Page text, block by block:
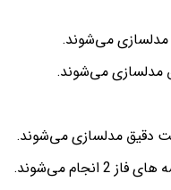
مدلسازی می‌شوند.
مدلسازی می‌شوند.
دقیق مدلسازی می‌شوند.
می‌شوند.